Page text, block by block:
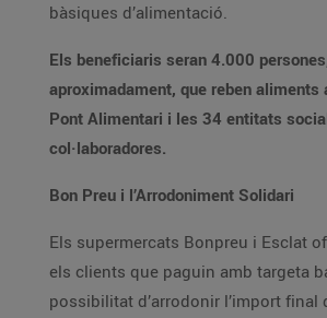
bàsiques d’alimentació.
Els beneficiaris seran 4.000
aproximadament, que reben aliments
Pont Alimentari i les 34 entitats
col·laboradores.
Bon Preu i l’Arrodoniment Solidari
Els supermercats Bonpreu i Esclat
els clients que paguin amb targeta
possibilitat d’arrodonir l’import final